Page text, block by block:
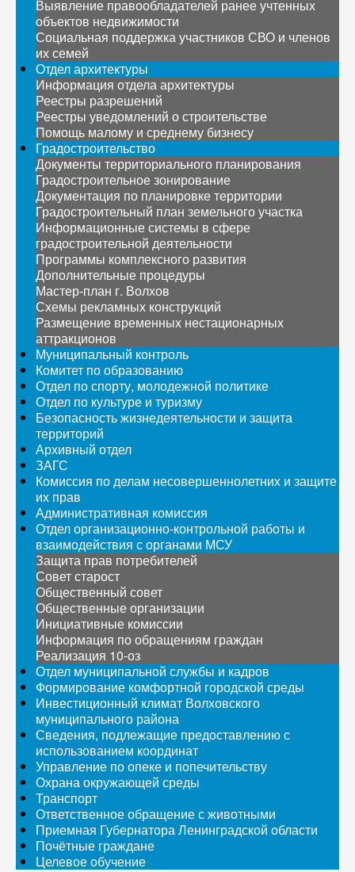
Выявление правообладателей ранее учтенных
объектов недвижимости
Социальная поддержка участников СВО и членов
их семей
Отдел архитектуры
Информация отдела архитектуры
Реестры разрешений
Реестры уведомлений о строительстве
Помощь малому и среднему бизнесу
Градостроительство
Документы территориального планирования
Градостроительное зонирование
Документация по планировке территории
Градостроительный план земельного участка
Информационные системы в сфере
градостроительной деятельности
Программы комплексного развития
Дополнительные процедуры
Мастер-план г. Волхов
Схемы рекламных конструкций
Размещение временных нестационарных
аттракционов
Муниципальный контроль
Комитет по образованию
Отдел по спорту, молодежной политике
Отдел по культуре и туризму
Безопасность жизнедеятельности и защита
территорий
Архивный отдел
ЗАГС
Комиссия по делам несовершеннолетних и защите
их прав
Административная комиссия
Отдел организационно-контрольной работы и
взаимодействия с органами МСУ
Защита прав потребителей
Совет старост
Общественный совет
Общественные организации
Инициативные комиссии
Информация по обращениям граждан
Реализация 10-оз
Отдел муниципальной службы и кадров
Формирование комфортной городской среды
Инвестиционный климат Волховского
муниципального района
Сведения, подлежащие предоставлению с
использованием координат
Управление по опеке и попечительству
Охрана окружающей среды
Транспорт
Ответственное обращение с животными
Приемная Губернатора Ленинградской области
Почётные граждане
Целевое обучение